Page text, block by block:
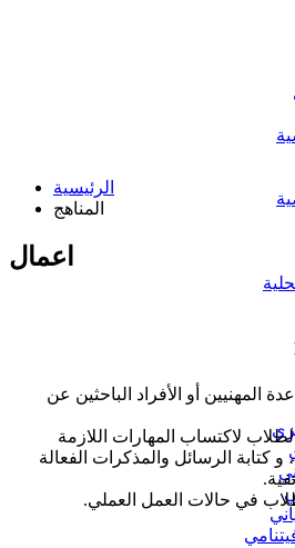
الرئيسية
المناهج
اعمال
أو الأفراد الباحثين عن
لاكتساب المهارات اللازمة
و كتابة الرسائل والمذكرات الفعالة
في حالات العمل العملي.